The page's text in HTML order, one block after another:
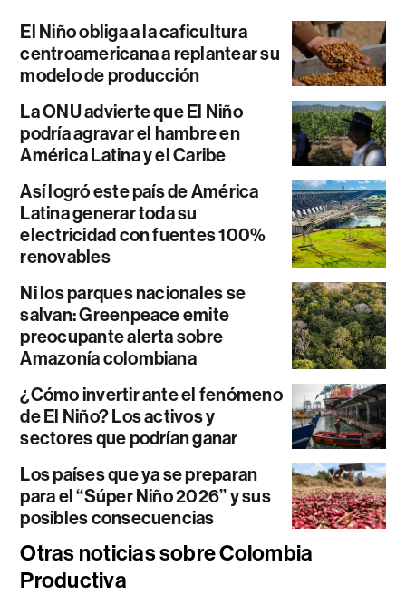
El Niño obliga a la caficultura
centroamericana a replantear su
modelo de producción
La ONU advierte que El Niño
podría agravar el hambre en
América Latina y el Caribe
Así logró este país de América
Latina generar toda su
electricidad con fuentes 100%
renovables
Ni los parques nacionales se
salvan: Greenpeace emite
preocupante alerta sobre
Amazonía colombiana
¿Cómo invertir ante el fenómeno
de El Niño? Los activos y
sectores que podrían ganar
Los países que ya se preparan
para el “Súper Niño 2026” y sus
posibles consecuencias
Otras noticias sobre Colombia
Productiva